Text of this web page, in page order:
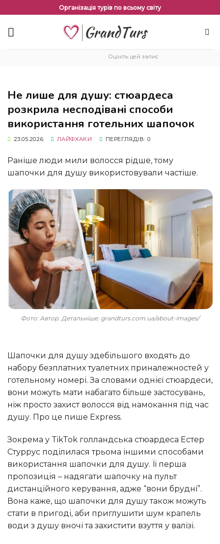
змісту
Організація турів по всьому світу
Оцініть цей запис
Не лише для душу: стюардеса
розкрила несподівані способи
використання готельних шапочок
23.05.2026 ЛАЙФХАКИ ПЕРЕГЛЯДІВ: 0
Раніше люди мили волосся рідше, тому
шапочки для душу використовували частіше.
Фото: Автор. Детальніше: grandturs.com.ua/about-images/
Шапочки для душу здебільшого входять до
набору безплатних туалетних приналежностей у
готельному номері. За словами однієї стюардеси,
вони можуть мати набагато більше застосувань,
ніж просто захист волосся від намокання під час
душу. Про це пише Express.
Зокрема у TikTok голландська стюардеса Естер
Стуррус поділилася трьома іншими способами
використання шапочки для душу. Її перша
пропозиція – надягати шапочку на пульт
дистанційного керування, адже “вони брудні”.
Вона каже, що шапочки для душу також можуть
стати в пригоді, аби приглушити шум крапель
води з душу вночі та захистити взуття у валізі.